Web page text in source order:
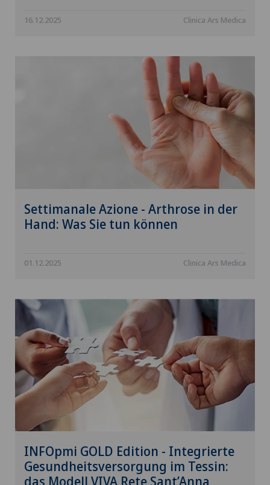
16.12.2025 Clinica Ars Medica
Settimanale Azione - Arthrose in der
Hand: Was Sie tun können
01.12.2025 Clinica Ars Medica
INFOpmi GOLD Edition - Integrierte
Gesundheitsversorgung im Tessin:
das Modell VIVA Rete Sant’Anna